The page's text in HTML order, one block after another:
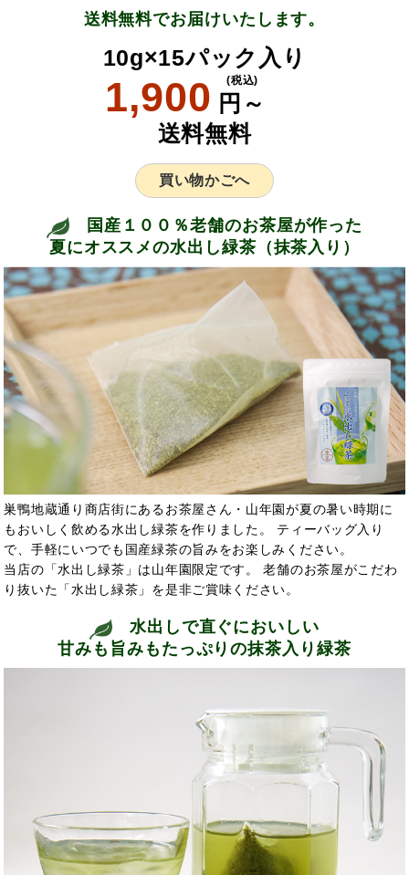
送料無料でお届けいたします。
10g×15パック入り
1,900 円～
(税込)
送料無料
買い物かごへ
国産１００％老舗のお茶屋が作った
夏にオススメの水出し緑茶（抹茶入り）
巣鴨地蔵通り商店街にあるお茶屋さん・山年園が夏の暑い時期に
もおいしく飲める水出し緑茶を作りました。 ティーバッグ入り
で、手軽にいつでも国産緑茶の旨みをお楽しみください。
当店の「水出し緑茶」は山年園限定です。 老舗のお茶屋がこだわ
り抜いた「水出し緑茶」を是非ご賞味ください。
水出しで直ぐにおいしい
甘みも旨みもたっぷりの抹茶入り緑茶